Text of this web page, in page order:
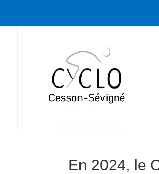
En 2024, le